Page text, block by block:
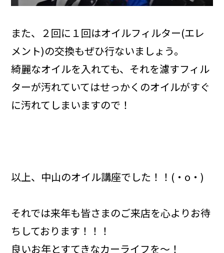
また、２回に１回はオイルフィルター(エレ
メント)の交換もぜひ行ないましょう。
綺麗なオイルを入れても、それを濾すフィル
ターが汚れていてはせっかくのオイルがすぐ
に汚れてしまいますので！
以上、中山のオイル講座でした！！(・o・)
それでは来年も皆さまのご来店を心よりお待
ちしております！！！
良いお年とすてきなカーライフを～！